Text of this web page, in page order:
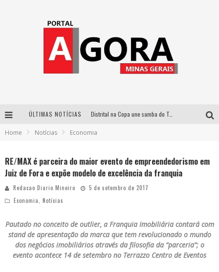
ÚLTIMAS NOTÍCIAS Distrital na Copa une samba do Trem dos Onze, acervo do Museu do Mineirão e transmissão em 4K para duelo contra o Haiti
Zeca Baleiro e Swami Jr. estreiam em Belo Horizonte o show em homenagem a Dolores Duran, marcando o encerramento da edição comemorativa dos dez anos do projeto “Uma voz, um instrumento”
Home Notícias Economia
RE/MAX é parceira do maior evento de empreendedorismo em
Juiz de Fora e expõe modelo de excelência da franquia
Redacao Diario Mineiro
5 de setembro de 2017
Economia
Notícias
Pautado no conceito de outlier, a Franquia Imobiliária contará com
stand de apresentação da marca que tem revolucionado o mundo
dos negócios imobiliários através da filosofia da “parceria”; o
evento acontece 14 de setembro no Terrazzo Centro de Eventos